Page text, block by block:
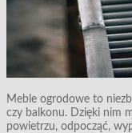
Meble ogrodowe to
czy balkonu. Dzięki nim
powietrzu, odpocząć,